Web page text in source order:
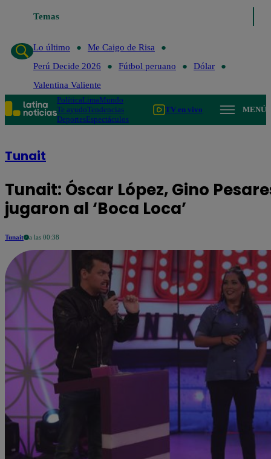
Temas
Lo último
Lo último
Me Caigo de Risa
Perú Decide 2026
Fútbol peruano
Dólar
Valentina Valiente
PolíticaLimaMundo
Te ayudoTendencias
DeportesEspectáculos
TV en vivo MENÚ
Tunait
Tunait: Óscar López, Gino
jugaron al ‘Boca Loca’
Tunait a las 00:38